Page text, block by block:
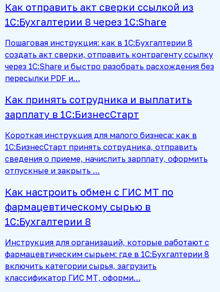
Как отправить акт сверки ссылкой из
1С:Бухгалтерии 8 через 1С:Share
Пошаговая инструкция: как в 1С:Бухгалтерии 8
создать акт сверки, отправить контрагенту ссылку
через 1С:Share и быстро разобрать расхождения без
пересылки PDF и…
Как принять сотрудника и выплатить
зарплату в 1С:БизнесСтарт
Короткая инструкция для малого бизнеса: как в
1С:БизнесСтарт принять сотрудника, отправить
сведения о приеме, начислить зарплату, оформить
отпускные и закрыть …
Как настроить обмен с ГИС МТ по
фармацевтическому сырью в
1С:Бухгалтерии 8
Инструкция для организаций, которые работают с
фармацевтическим сырьем: где в 1С:Бухгалтерии 8
включить категории сырья, загрузить
классификатор ГИС МТ, оформи…